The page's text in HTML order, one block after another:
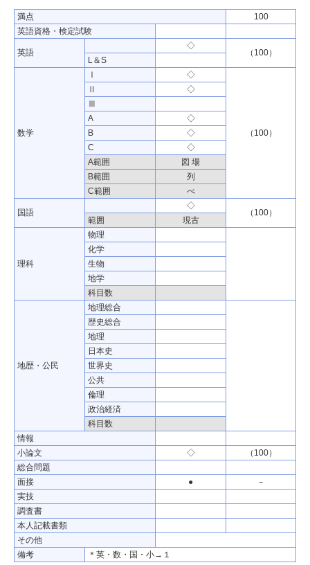
満点
100
英語資格・検定試験
英語
◇
（100）
L＆S
数学
Ⅰ ◇
（100）
Ⅱ
◇
Ⅲ
A
◇
B
◇
C
◇
A範囲
図 場
B範囲
列
C範囲
べ
国語
◇
（100）
範囲 現古
理科
物理
化学
生物
地学
科目数
地歴・公民
地理総合
歴史総合
地理
日本史
世界史
公共
倫理
政治経済
科目数
情報
小論文
◇
（100）
総合問題
面接
●
－
実技
調査書
本人記載書類
その他
備考
＊英・数・国・小→１